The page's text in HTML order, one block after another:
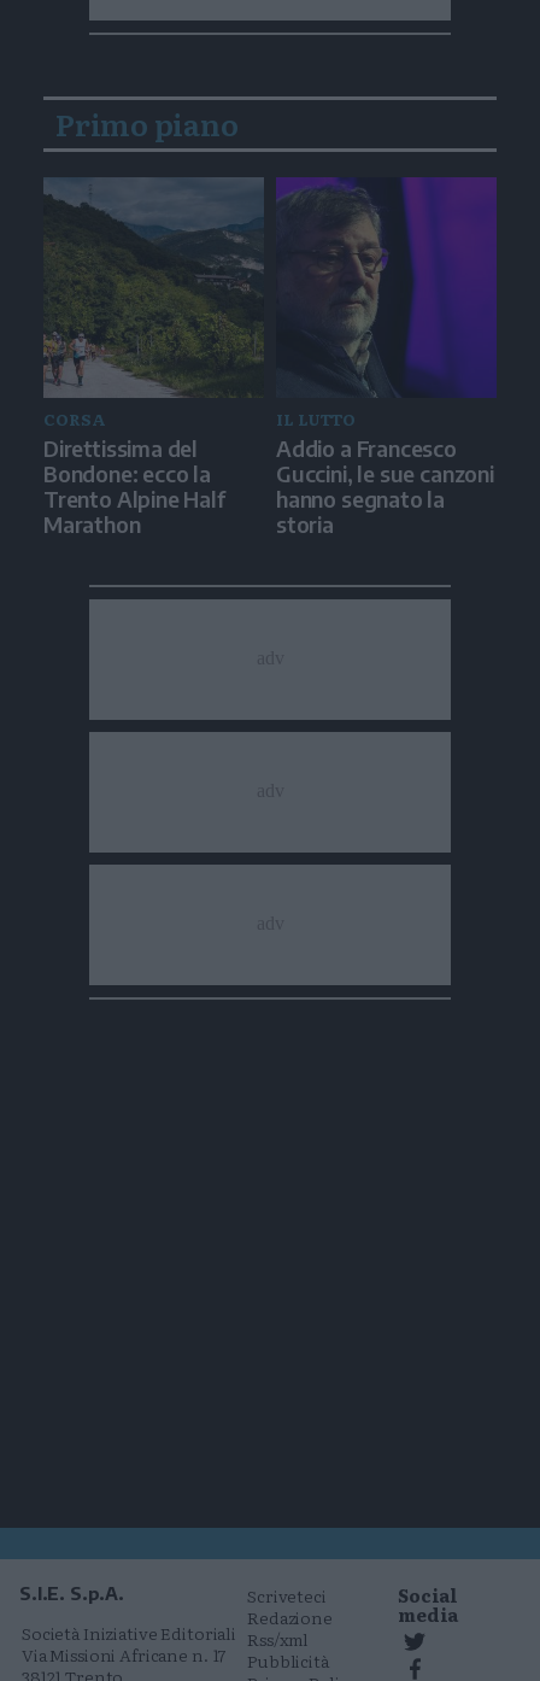
Primo piano
CORSA
Direttissima del
Bondone: ecco la
Trento Alpine Half
Marathon
IL LUTTO
Addio a Francesco
Guccini, le sue canzoni
hanno segnato la
storia
S.I.E. S.p.A.
Società Iniziative Editoriali
Via Missioni Africane n. 17
Scriveteci
Redazione
Rss/xml
Pubblicità
Social
media